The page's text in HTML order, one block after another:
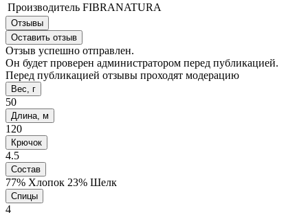
Производитель FIBRANATURA
Отзывы
Оставить отзыв
Отзыв успешно отправлен.
Он будет проверен администратором перед публикацией.
Перед публикацией отзывы проходят модерацию
Вес, г
50
Длина, м
120
Крючок
4.5
Состав
77% Хлопок 23% Шелк
Спицы
4